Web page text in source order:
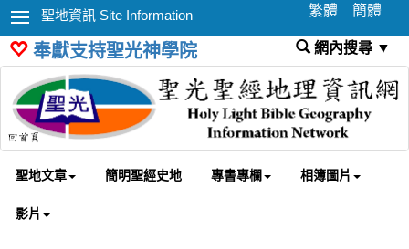
聖地資訊 Site Information 繁體 簡體
奉獻支持聖光神學院 網內搜尋 ▼
聖地文章 簡明聖經史地 專書專欄 相簿圖片
影片